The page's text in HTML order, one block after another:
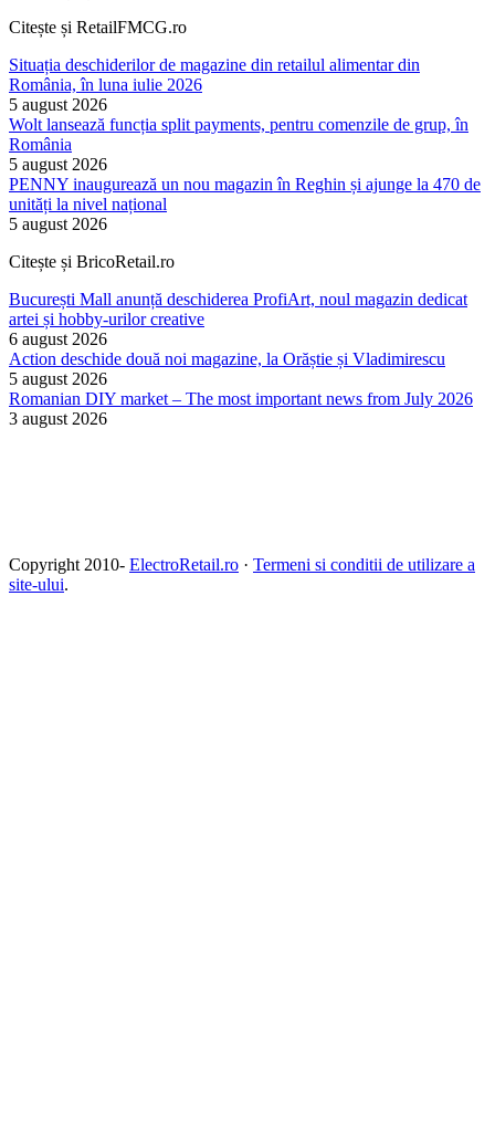
Citește și RetailFMCG.ro
Situația deschiderilor de magazine din retailul alimentar din
România, în luna iulie 2026
5 august 2026
Wolt lansează funcția split payments, pentru comenzile de grup, în
România
5 august 2026
PENNY inaugurează un nou magazin în Reghin și ajunge la 470 de
unități la nivel național
5 august 2026
Citește și BricoRetail.ro
București Mall anunță deschiderea ProfiArt, noul magazin dedicat
artei și hobby-urilor creative
6 august 2026
Action deschide două noi magazine, la Orăștie și Vladimirescu
5 august 2026
Romanian DIY market – The most important news from July 2026
3 august 2026
Copyright 2010- ElectroRetail.ro · Termeni si conditii de utilizare a
site-ului.